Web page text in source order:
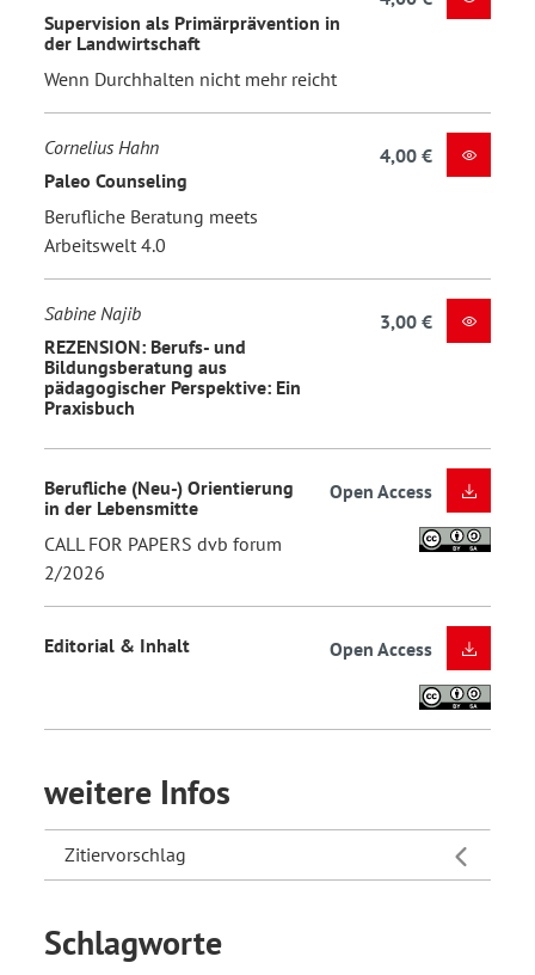
Supervision als Primärprävention in
der Landwirtschaft
Wenn Durchhalten nicht mehr reicht
Cornelius Hahn
Paleo Counseling
Berufliche Beratung meets
Arbeitswelt 4.0
4,00 €
Sabine Najib
REZENSION: Berufs- und
Bildungsberatung aus
pädagogischer Perspektive: Ein
Praxisbuch
3,00 €
Berufliche (Neu-) Orientierung
in der Lebensmitte
CALL FOR PAPERS dvb forum
2/2026
Open Access
Editorial & Inhalt Open Access
weitere Infos
Zitiervorschlag
Schlagworte